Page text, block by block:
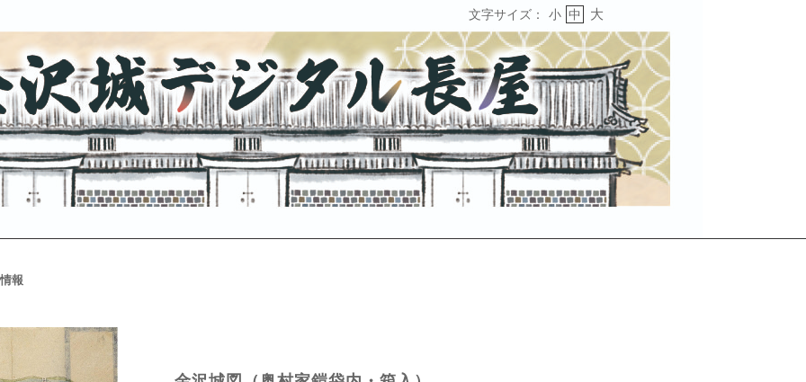
文字サイズ： 小 中 大
報